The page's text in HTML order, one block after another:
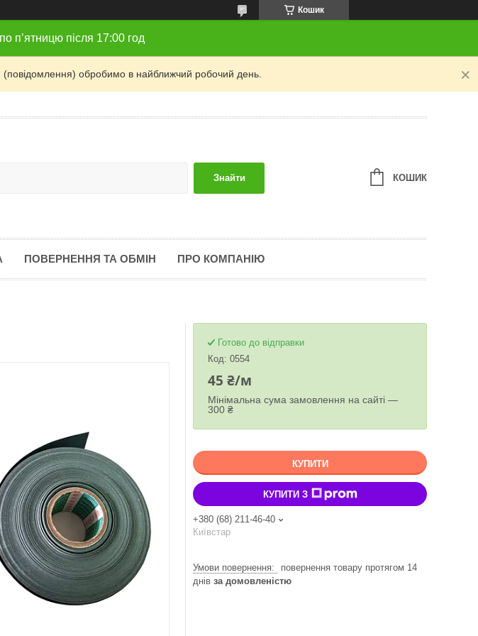
Кошик
п’ятницю після 17:00 год
обробимо в найближчий робочий день.
Знайти КОШИК
ПОВЕРНЕННЯ ТА ОБМІН ПРО КОМПАНІЮ
Готово до відправки
Код: 0554
45 ₴/м
Мінімальна сума замовлення на сайті —
300 ₴
КУПИТИ
КУПИТИ З
+380 (68) 211-46-40
Київстар
повернення товару протягом 14
днів за домовленістю